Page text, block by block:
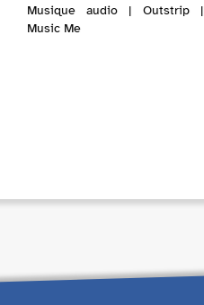
Musique audio | Outstrip |
Music Me